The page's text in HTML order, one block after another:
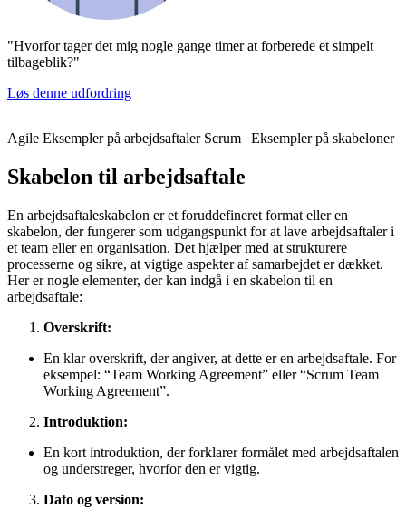
"Hvorfor tager det mig nogle gange timer at forberede et simpelt
tilbageblik?"
Løs denne udfordring
Agile Eksempler på arbejdsaftaler Scrum | Eksempler på skabeloner
Skabelon til arbejdsaftale
En arbejdsaftaleskabelon er et foruddefineret format eller en
skabelon, der fungerer som udgangspunkt for at lave arbejdsaftaler i
et team eller en organisation. Det hjælper med at strukturere
processerne og sikre, at vigtige aspekter af samarbejdet er dækket.
Her er nogle elementer, der kan indgå i en skabelon til en
arbejdsaftale:
Overskrift:
En klar overskrift, der angiver, at dette er en arbejdsaftale. For
eksempel: “Team Working Agreement” eller “Scrum Team
Working Agreement”.
Introduktion:
En kort introduktion, der forklarer formålet med arbejdsaftalen
og understreger, hvorfor den er vigtig.
Dato og version: